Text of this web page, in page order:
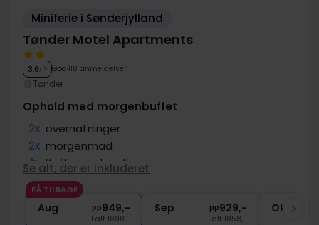
Miniferie i Sønderjylland
Tønder Motel Apartments
3.6/ 5 God 118 anmeldelser
Tønder
Ophold med morgenbuffet
2x overnatninger
2x morgenmad
1x Kaffe med sødt
1x Voucher til vin i Fleggaard
∞ Gratis internet og parkering
Se alt, der er inkluderet
FÅ TILBAGE
Aug pp949,-
I alt 1898,-
Sep pp929,-
I alt 1858,-
Okt